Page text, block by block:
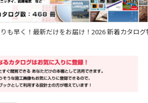
も早く！最新だけをお届け！2026 新着カタログ